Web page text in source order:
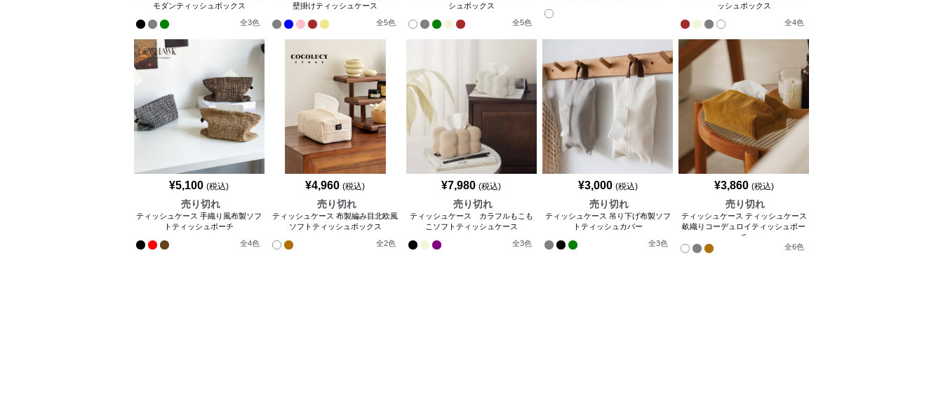
モダンティッシュボックス
全3色
壁掛けティッシュケース
全5色
シュボックス
全5色
ッシュボックス
全4色
¥5,100 (税込)
売り切れ
ティッシュケース 手織り風布製ソフ
トティッシュポーチ
全4色
¥4,960 (税込)
売り切れ
ティッシュケース 布製編み目北欧風
ソフトティッシュボックス
全2色
¥7,980 (税込)
売り切れ
ティッシュケース カラフルもこも
こソフトティッシュケース
全3色
¥3,000 (税込)
売り切れ
ティッシュケース 吊り下げ布製ソフ
トティッシュカバー
全3色
¥3,860 (税込)
売り切れ
ティッシュケース ティッシュケース
畝織りコーデュロイティッシュポー
チ
全6色